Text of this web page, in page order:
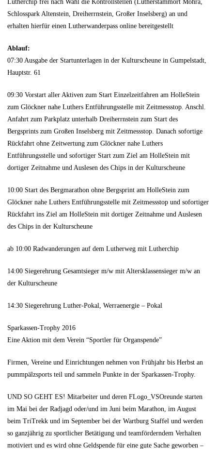
Lutherchip frei nach Wahl die Kontrollstellen (Lutherstammort Möhra,
Schlosspark Altenstein, Dreiherrnstein, Großer Inselsberg) an und
erhalten hierfür einen Lutherwanderpass online bereitgestellt
Ablauf:
07:30 Ausgabe der Startunterlagen in der Kulturscheune in Gumpelstadt,
Hauptstr. 61
09:30 Vorstart aller Aktiven zum Start Einzelzeitfahren am HolleStein
zum Glöckner nahe Luthers Entführungsstelle mit Zeitmessstop. Anschl.
Anfahrt zum Parkplatz unterhalb Dreiherrnstein zum Start des
Bergsprints zum Großen Inselsberg mit Zeitmessstop. Danach sofortige
Rückfahrt ohne Zeitwertung zum Glöckner nahe Luthers
Entführungsstelle und sofortiger Start zum Ziel am HolleStein mit
dortiger Zeitnahme und Auslesen des Chips in der Kulturscheune
10:00 Start des Bergmarathon ohne Bergsprint am HolleStein zum
Glöckner nahe Luthers Entführungsstelle mit Zeitmessstop und sofortiger
Rückfahrt ins Ziel am HolleStein mit dortiger Zeitnahme und Auslesen
des Chips in der Kulturscheune
ab 10:00 Radwanderungen auf dem Lutherweg mit Lutherchip
14:00 Siegerehrung Gesamtsieger m/w mit Altersklassensieger m/w an
der Kulturscheune
14:30 Siegerehrung Luther-Pokal, Werraenergie – Pokal
Sparkassen-Trophy 2016
Eine Aktion mit dem Verein “Sportler für Organspende”
Firmen, Vereine und Einrichtungen nehmen von Frühjahr bis Herbst an
pummpälzsports teil und sammeln Punkte in der Sparkassen-Trophy.
UND SO GEHT ES! Mitarbeiter und deren FLogo_VSOreunde starten
im Mai bei der Radjagd oder/und im Juni beim Marathon, im August
beim TriTrekk und im September bei der Wartburg Staffel und werden
so ganzjährig zu sportlicher Betätigung und teamförderndem Verhalten
motiviert und es wird ohne Geldspende für eine gute Sache geworben –